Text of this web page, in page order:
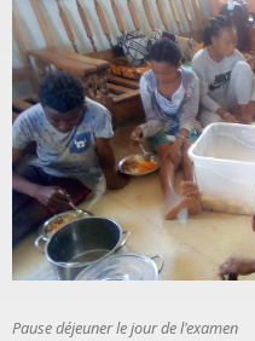
Pause déjeuner le jour de l'examen